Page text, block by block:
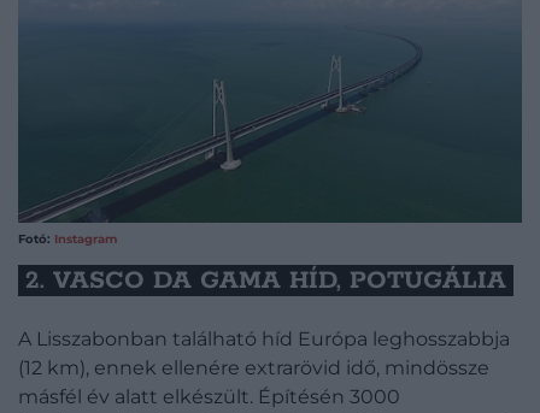
Fotó: Instagram
2. VASCO DA GAMA HÍD, POTUGÁLIA
A Lisszabonban található híd Európa leghosszabbja
(12 km), ennek ellenére extrarövid idő, mindössze
másfél év alatt elkészült. Építésén 3000